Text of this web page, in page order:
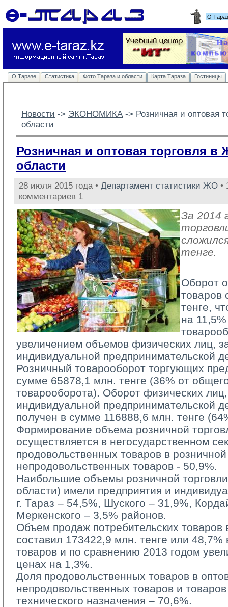
О
О Таразе Статистика Фото Тараза и области Карта Тараза Гостиницы
Новости -> ЭКОНОМИКА -> Розничная и оптовая
области
Розничная и оптовая торговля
области
28 июля 2015 года • Департамент статистики ЖО •
комментариев 1
За 2014
тенге.
Оборот
товаров
тенге,
на
увеличением объемов физических лиц,
индивидуальной предпринимательской
Розничный товарооборот торгующих
сумме 65878,1 млн. тенге (36% от
товарооборота). Оборот физических
индивидуальной предпринимательской
получен в сумме 116888,6 млн. тенге
Формирование объема розничной
осуществляется в негосударственном
продовольственных товаров в
непродовольственных товаров - 50,9%.
Наибольшие объемы розничной
области) имели предприятия и
г. Тараз – 54,5%, Шуского – 31,9%,
Меркенского – 3,5% районов.
Объем продаж потребительских товаров
составил 173422,9 млн. тенге или
товаров и по сравнению 2013 годом
ценах на 1,3%.
Доля продовольственных товаров в
непродовольственных товаров и
технического назначения – 70,6%.